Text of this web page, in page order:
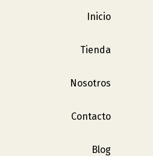
Inicio
Tienda
Nosotros
Contacto
Blog